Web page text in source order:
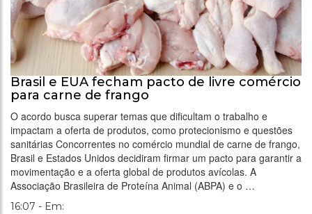
Brasil e EUA fecham pacto de livre comércio
para carne de frango
O acordo busca superar temas que dificultam o trabalho e
impactam a oferta de produtos, como protecionismo e questões
sanitárias Concorrentes no comércio mundial de carne de frango,
Brasil e Estados Unidos decidiram firmar um pacto para garantir a
movimentação e a oferta global de produtos avícolas. A
Associação Brasileira de Proteína Animal (ABPA) e o …
16:07 - Em: